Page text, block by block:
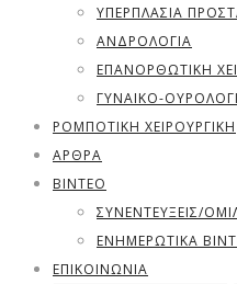
ΥΠΕΡΠΛΑΣΊΑ
ΑΝΔΡΟΛΟΓΊΑ
ΕΠΑΝΟΡΘΩΤΙΚΗ
ΓΥΝΑΙΚΟ-
ΡΟΜΠΟΤΙΚΗ ΧΕΙΡΟΥΡΓΙΚΗ
ΑΡΘΡΑ
ΒΊΝΤΕΟ
ΣΥΝΕΝΤΕΎΞΕΙΣ/
ΕΝΗΜΕΡΩΤΙΚΆ
ΕΠΙΚΟΙΝΩΝΙΑ